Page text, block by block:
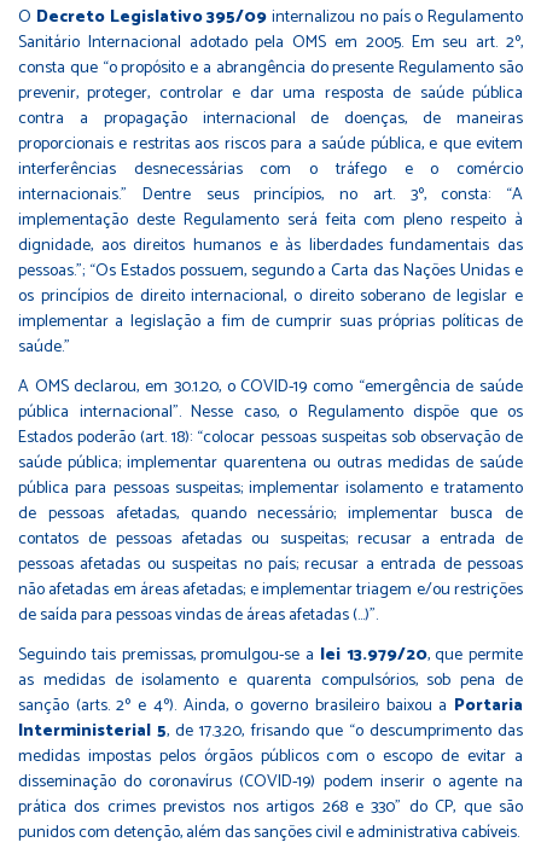
O Decreto Legislativo 395/09internalizou no país o Regulamento
Sanitário Internacional adotado pela OMS em 2005. Em seu art. 2º,
consta que “o propósito e a abrangência do presente Regulamento são
prevenir, proteger, controlar e dar uma resposta de saúde pública
contra a propagação internacional de doenças, de maneiras
proporcionais e restritas aos riscos para a saúde pública, e que evitem
interferências desnecessárias com o tráfego e o comércio
internacionais.” Dentre seus princípios, no art. 3º, consta: “A
implementação deste Regulamento será feita com pleno respeito à
dignidade, aos direitos humanos e às liberdades fundamentais das
pessoas.”; “Os Estados possuem, segundo a Carta das Nações Unidas e
os princípios de direito internacional, o direito soberano de legislar e
implementar a legislação a fim de cumprir suas próprias políticas de
saúde.”
A OMS declarou, em 30.1.20, o COVID-19 como “emergência de saúde
pública internacional”. Nesse caso, o Regulamento dispõe que os
Estados poderão (art. 18): “colocar pessoas suspeitas sob observação de
saúde pública; implementar quarentena ou outras medidas de saúde
pública para pessoas suspeitas; implementar isolamento e tratamento
de pessoas afetadas, quando necessário; implementar busca de
contatos de pessoas afetadas ou suspeitas; recusar a entrada de
pessoas afetadas ou suspeitas no país; recusar a entrada de pessoas
não afetadas em áreas afetadas; e implementar triagem e/ou restrições
de saída para pessoas vindas de áreas afetadas (…)”.
Seguindo tais premissas, promulgou-se a lei 13.979/20, que permite
as medidas de isolamento e quarenta compulsórios, sob pena de
sanção (arts. 2º e 4º). Ainda, o governo brasileiro baixou a Portaria
Interministerial 5, de 17.3.20, frisando que “o descumprimento das
medidas impostas pelos órgãos públicos com o escopo de evitar a
disseminação do coronavírus (COVID-19) podem inserir o agente na
prática dos crimes previstos nos artigos 268 e 330” do CP, que são
punidos com detenção, além das sanções civil e administrativa cabíveis.